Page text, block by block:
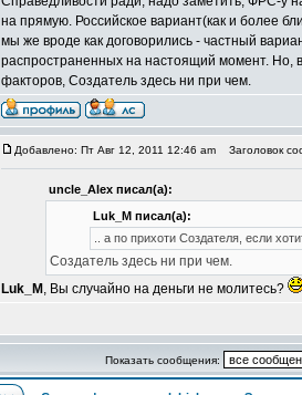
на прямую. Российское вариант(как и более
мы же вроде как договорились - частный
распространенных на настоящий момент. Но,
факторов, Создатель здесь ни при чем.
Добавлено: Пт Авг 12, 2011 12:46 am Заголовок
uncle_Alex писал(а):
Luk_M писал(а):
.. а по прихоти Создателя, если
Создатель здесь ни при чем.
Luk_M , Вы случайно на деньги не молитесь?
Показать сообщения: